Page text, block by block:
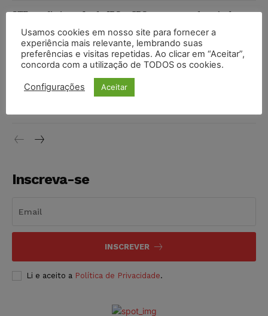
STF amplia isenção de IBS e CBS na compra de veículos
níveis
DIREITO TRIBUTÁRIO 07/08/2026
Justiça do Trabalho mantém justa causa de empregado que
vendia canetas emagrecedoras no local de trabalho
Inscreva-se
INSCREVER
Li e aceito a Política de Privacidade.
Usamos cookies em nosso site para fornecer a
experiência mais relevante, lembrando suas
preferências e visitas repetidas. Ao clicar em “Aceitar”,
concorda com a utilização de TODOS os cookies.
Configurações Aceitar